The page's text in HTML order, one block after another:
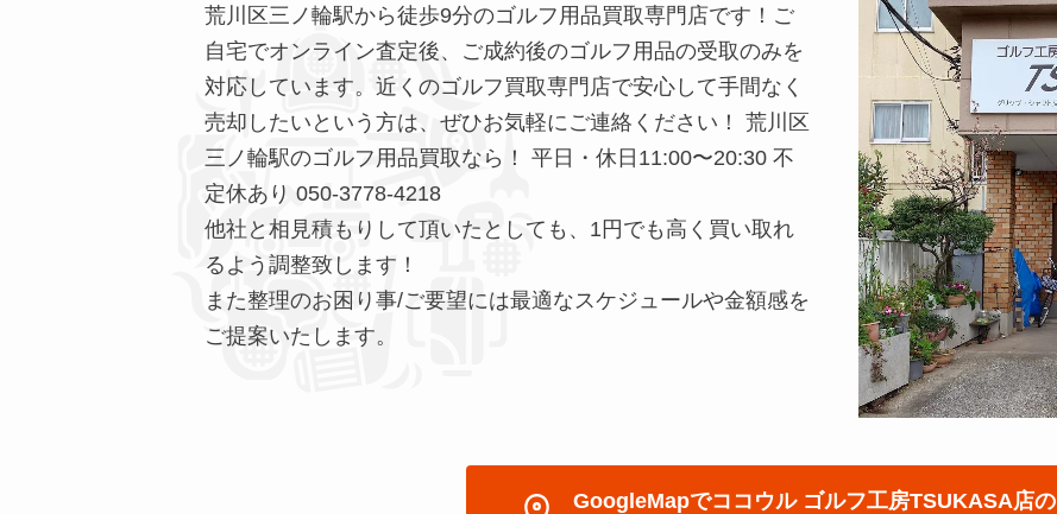
荒川区三ノ輪駅から徒歩9分のゴルフ用品買取専門店です！ご
自宅でオンライン査定後、ご成約後のゴルフ用品の受取のみを
対応しています。近くのゴルフ買取専門店で安心して手間なく
売却したいという方は、ぜひお気軽にご連絡ください！ 荒川区
三ノ輪駅のゴルフ用品買取なら！ 平日・休日11:00〜20:30 不
定休あり 050-3778-4218
他社と相見積もりして頂いたとしても、1円でも高く買い取れ
るよう調整致します！
また整理のお困り事/ご要望には最適なスケジュールや金額感を
ご提案いたします。
GoogleMapでココウル ゴルフ工房TSUKASA店の